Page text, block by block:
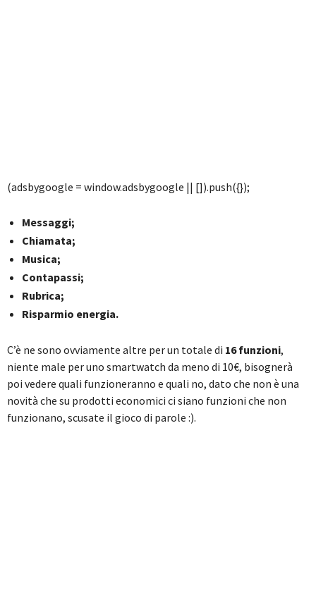
(adsbygoogle = window.adsbygoogle || []).push({});
Messaggi;
Chiamata;
Musica;
Contapassi;
Rubrica;
Risparmio energia.
C’è ne sono ovviamente altre per un totale di 16 funzioni,
niente male per uno smartwatch da meno di 10€, bisognerà
poi vedere quali funzioneranno e quali no, dato che non è una
novità che su prodotti economici ci siano funzioni che non
funzionano, scusate il gioco di parole :).